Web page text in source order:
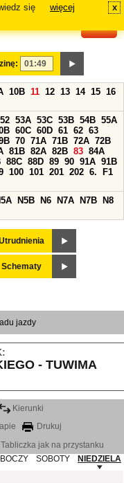
się
więcej x
10B 11 12 13 14 15 16
52 53A 53C 53B 54B 55A
60C 60D 61 62 63
70 71A 71B 72A 72B
81B 82A 82B 83 84A
88C 88D 89 90 91A 91B
100 101 201 202 6.
F1
N5B N6 N7A N7B
N8
Schematy
jazdy
- TUWIMA
Kierunki
Drukuj
Tabliczka jak na przystanku
SOBOTY
NIEDZIELA